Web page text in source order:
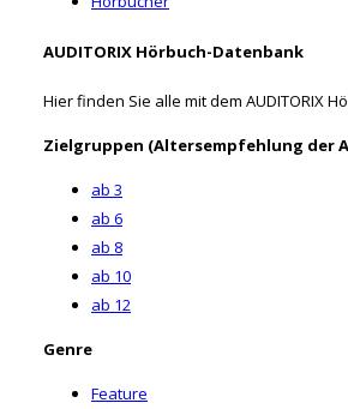
AUDITORIX Hörbuch-Datenbank
Hier finden Sie alle mit dem AUDITORIX
Zielgruppen (Altersempfehlung der
ab 3
ab 6
ab 8
ab 10
ab 12
Genre
Feature